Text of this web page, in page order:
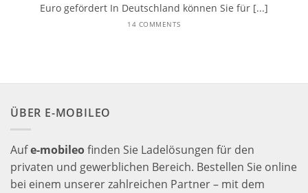
Euro gefördert In Deutschland können Sie für [...]
14 COMMENTS
ÜBER E-MOBILEO
Aufe-mobileofinden Sie Ladelösungen für den
privaten und gewerblichen Bereich. Bestellen Sie online
bei einem unserer zahlreichen Partner – mit dem